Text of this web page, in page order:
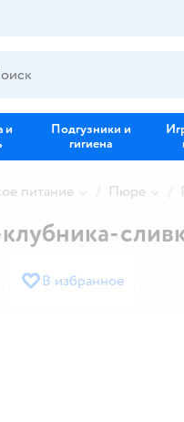
и
Подгузники и
гигиена
питание Пюре
В избранное